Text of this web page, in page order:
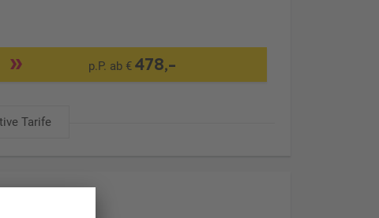
p.P. ab €478,-
Tarife